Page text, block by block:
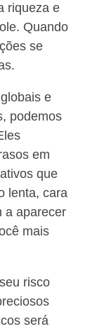
riqueza e
Quando
se
e
podemos
em
que
lenta, cara
a aparecer
mais
risco
será